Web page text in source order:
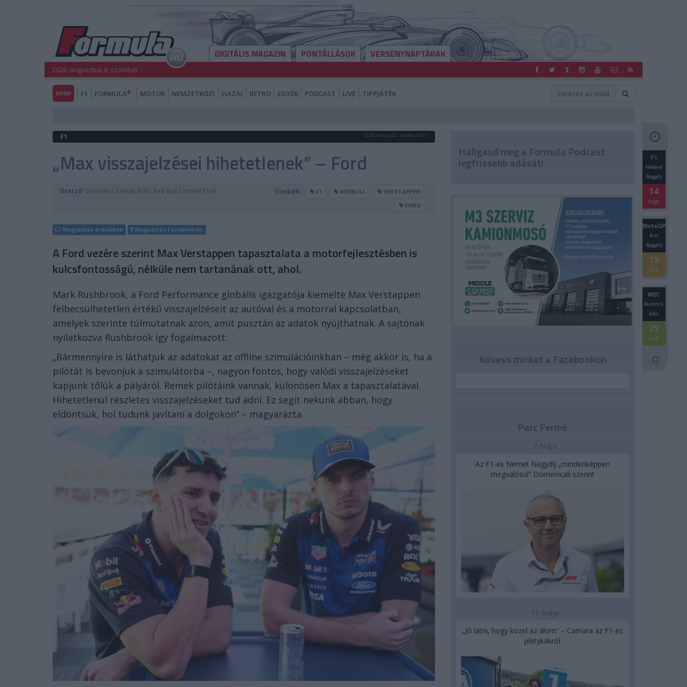
DIGITÁLIS MAGAZIN PONTÁLLÁSOK VERSENYNAPTÁRAK
2026. augusztus 8. szombat
SHOP F1 FORMULA MOTOR NEMZETKÖZI HAZAI RETRO EGYÉB PODCAST LIVE TIPPJÁTÉK
F1 2026. május 20. szerda, 09:11
„Max visszajelzései hihetetlenek” – Ford
Szerző: Gobodics Tamás, fotó: Red Bull Content Pool Címkék: F1 REDBULL
VERSTAPPEN
FORD
Megosztás e-mailben Megosztás Facebookon
A Ford vezére szerint Max Verstappen tapasztalata a motorfejlesztésben is
kulcsfontosságú, nélküle nem tartanának ott, ahol.
Mark Rushbrook, a Ford Performance globális igazgatója kiemelte Max Verstappen
felbecsülhetetlen értékű visszajelzéseit az autóval és a motorral kapcsolatban,
amelyek szerinte túlmutatnak azon, amit pusztán az adatok nyújthatnak. A sajtónak
nyilatkozva Rushbrook így fogalmazott:
„Bármennyire is láthatjuk az adatokat az offline szimulációinkban – még akkor is, ha a
pilótát is bevonjuk a szimulátorba –, nagyon fontos, hogy valódi visszajelzéseket
kapjunk tőlük a pályáról. Remek pilótáink vannak, különösen Max a tapasztalatával.
Hihetetlenül részletes visszajelzéseket tud adni. Ez segít nekünk abban, hogy
eldöntsük, hol tudunk javítani a dolgokon” – magyarázta.
Hallgasd meg a Formula Podcast
legfrissebb adását! F1
Holland
Nagydíj
14
nap
MotoGP
Brit
Nagydíj
19
óra
WEC
Austini 6
órás
29
nap
Kövess minket a Facebookon
Parc Fermé
7 órája
Az F1-es Német Nagydíj „mindenképpen
megvalósul” Domenicali szerint
11 órája
„Jó látni, hogy közel az álom” – Camara az F1-es
pletykákról